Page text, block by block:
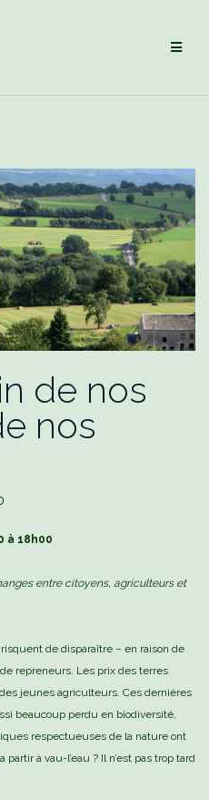
de nos
nos
à 18h00
entre citoyens, agriculteurs et
de disparaître – en raison de
repreneurs. Les prix des terres
jeunes agriculteurs. Ces dernières
beaucoup perdu en biodiversité,
respectueuses de la nature ont
à vau-l’eau ? Il n’est pas trop tard